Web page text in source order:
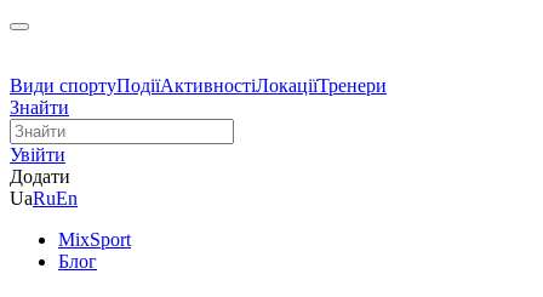
Види спортуПодіїАктивностіЛокаціїТренери
Знайти
Увійти
Додати
UaRuEn
MixSport
Блог